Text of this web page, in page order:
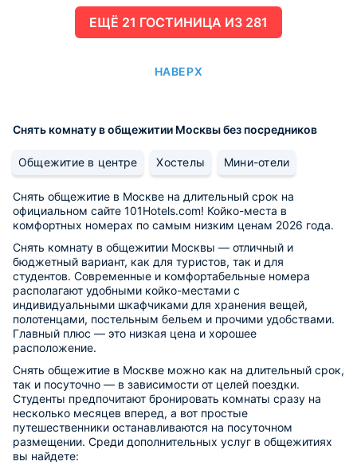
ЕЩË 21 ГОСТИНИЦА ИЗ 281
НАВЕРХ
Снять комнату в общежитии Москвы без посредников
Общежитие в центре Хостелы Мини-отели
Снять общежитие в Москве на длительный срок на
официальном сайте 101Hotels.com! Койко-места в
комфортных номерах по самым низким ценам 2026 года.
Снять комнату в общежитии Москвы — отличный и
бюджетный вариант, как для туристов, так и для
студентов. Современные и комфортабельные номера
располагают удобными койко-местами с
индивидуальными шкафчиками для хранения вещей,
полотенцами, постельным бельем и прочими удобствами.
Главный плюс — это низкая цена и хорошее
расположение.
Снять общежитие в Москве можно как на длительный срок,
так и посуточно — в зависимости от целей поездки.
Студенты предпочитают бронировать комнаты сразу на
несколько месяцев вперед, а вот простые
путешественники останавливаются на посуточном
размещении. Среди дополнительных услуг в общежитиях
вы найдете: